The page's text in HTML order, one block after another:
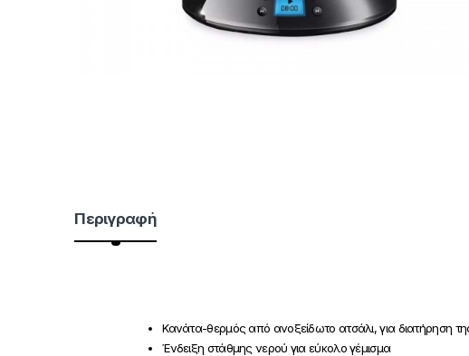
Περιγραφή
Κανάτα-θερμός από ανοξείδωτο ατσάλι, για διατήρηση
Ένδειξη στάθμης νερού για εύκολο γέμισμα